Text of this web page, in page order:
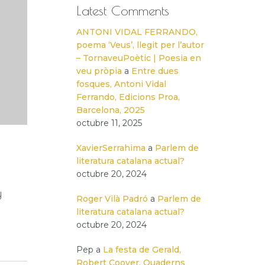
Latest Comments
ANTONI VIDAL FERRANDO,
poema ‘Veus’, llegit per l’autor
– TornaveuPoètic | Poesia en
veu pròpia a Entre dues
fosques, Antoni Vidal
Ferrando, Edicions Proa,
Barcelona, 2025
octubre 11, 2025
XavierSerrahima a Parlem de
literatura catalana actual?
octubre 20, 2024
Roger Vilà Padró a Parlem de
literatura catalana actual?
octubre 20, 2024
Pep a La festa de Gerald,
Robert Coover, Quaderns